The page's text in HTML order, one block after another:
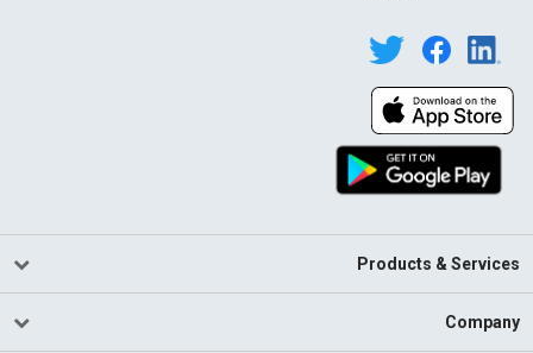
Products & Services
Company